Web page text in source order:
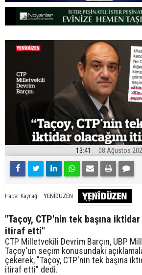
13:41 08 Ağustos
Haber Kaynağı YENİDÜZEN
"Taçoy, CTP'nin tek başına iktidar
itiraf etti"
CTP Milletvekili Devrim Barçın, UBP
Taçoy'un seçim konusundaki
çekerek, "Taçoy, CTP'nin tek başına
itiraf etti" dedi.